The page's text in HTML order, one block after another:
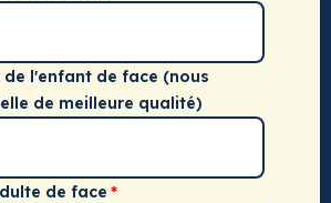
l'enfant de face (nous
de meilleure qualité)
de face